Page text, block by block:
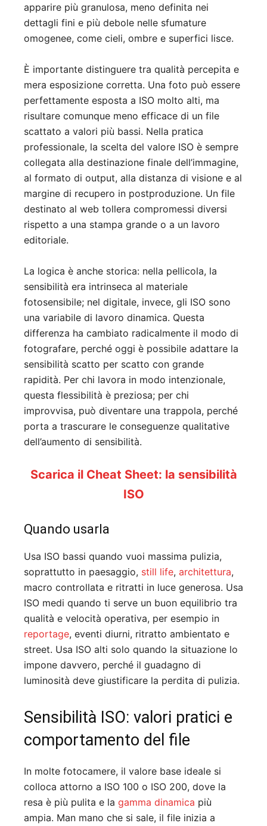
apparire più granulosa, meno definita nei
dettagli fini e più debole nelle sfumature
omogenee, come cieli, ombre e superfici lisce.
È importante distinguere tra qualità percepita e
mera esposizione corretta. Una foto può essere
perfettamente esposta a ISO molto alti, ma
risultare comunque meno efficace di un file
scattato a valori più bassi. Nella pratica
professionale, la scelta del valore ISO è sempre
collegata alla destinazione finale dell’immagine,
al formato di output, alla distanza di visione e al
margine di recupero in postproduzione. Un file
destinato al web tollera compromessi diversi
rispetto a una stampa grande o a un lavoro
editoriale.
La logica è anche storica: nella pellicola, la
sensibilità era intrinseca al materiale
fotosensibile; nel digitale, invece, gli ISO sono
una variabile di lavoro dinamica. Questa
differenza ha cambiato radicalmente il modo di
fotografare, perché oggi è possibile adattare la
sensibilità scatto per scatto con grande
rapidità. Per chi lavora in modo intenzionale,
questa flessibilità è preziosa; per chi
improvvisa, può diventare una trappola, perché
porta a trascurare le conseguenze qualitative
dell’aumento di sensibilità.
Scarica il Cheat Sheet: la sensibilità
ISO
Quando usarla
Usa ISO bassi quando vuoi massima pulizia,
soprattutto in paesaggio, still life, architettura,
macro controllata e ritratti in luce generosa. Usa
ISO medi quando ti serve un buon equilibrio tra
qualità e velocità operativa, per esempio in
reportage, eventi diurni, ritratto ambientato e
street. Usa ISO alti solo quando la situazione lo
impone davvero, perché il guadagno di
luminosità deve giustificare la perdita di pulizia.
Sensibilità ISO: valori pratici e
comportamento del file
In molte fotocamere, il valore base ideale si
colloca attorno a ISO 100 o ISO 200, dove la
resa è più pulita e la gamma dinamica più
ampia. Man mano che si sale, il file inizia a